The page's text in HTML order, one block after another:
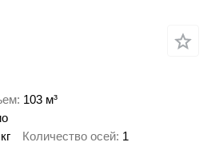
103 м³
Количество осей 1